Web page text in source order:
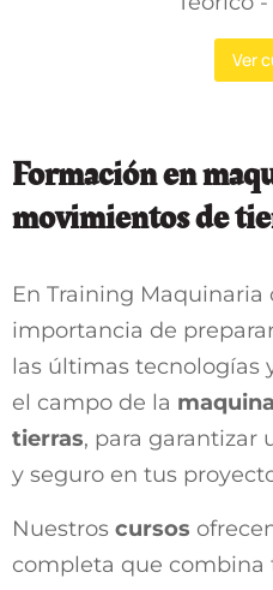
Ver
Formación en
movimientos de
En Training
importancia de
las últimas tecnologías
el campo de la
tierras, para
y seguro en tus
Nuestros cursos
completa que combina